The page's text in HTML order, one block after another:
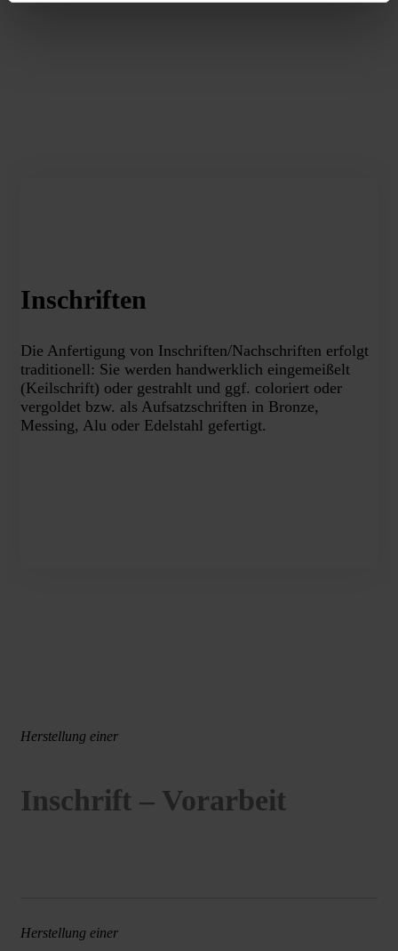
Inschriften
Die Anfertigung von Inschriften/Nachschriften erfolgt
traditionell: Sie werden handwerklich eingemeißelt
(Keilschrift) oder gestrahlt und ggf. coloriert oder
vergoldet bzw. als Aufsatzschriften in Bronze,
Messing, Alu oder Edelstahl gefertigt.
Herstellung einer
Inschrift – Vorarbeit
Herstellung einer